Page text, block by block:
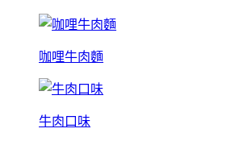
咖哩牛肉麵
牛肉口味